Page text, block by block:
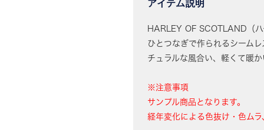
アイテム説明
HARLEY OF SCOTLAND（
ひとつなぎで作られるシーム
チュラルな風合い、軽くて暖
※注意事項
サンプル商品となります。
経年変化による色抜け・色ム